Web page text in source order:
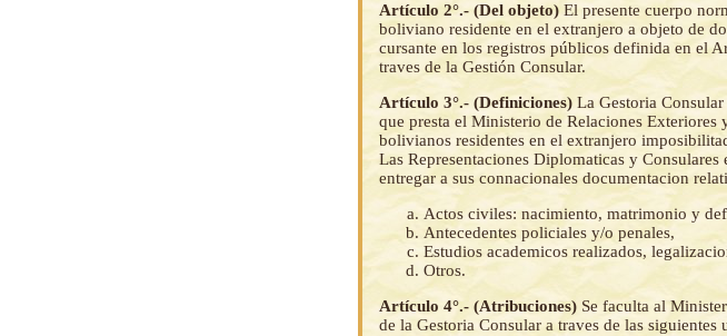
Artículo 2°.- (Del objeto) El presente cuerpo
boliviano residente en el extranjero a objeto de
cursante en los registros públicos definida en el
traves de la Gestión Consular.
Artículo 3°.- (Definiciones) La Gestoria
que presta el Ministerio de Relaciones
bolivianos residentes en el extranjero
Las Representaciones Diplomaticas y
entregar a sus connacionales documentacion
Actos civiles: nacimiento, matrimonio y
Antecedentes policiales y/o penales,
Estudios academicos realizados,
Otros.
Artículo 4°.- (Atribuciones) Se faculta al
de la Gestoria Consular a traves de las siguientes